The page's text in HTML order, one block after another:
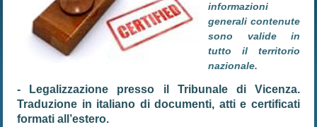
informazioni
generali contenute
sono valide in
tutto il territorio
nazionale.
- Legalizzazione presso il Tribunale di Vicenza.
Traduzione in italiano di documenti, atti e certificati
formati all’estero.